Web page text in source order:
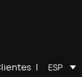
| ESP